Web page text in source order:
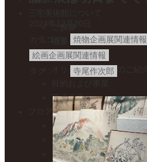
概要・ご利用案内
収蔵品
オリジナルグッズのご紹介
電子公告
フロアガイド
1F – 焼き物展示室
2F – 絵画展示室
カフェ トワ・メゾン
焼物企画展関連情報
絵画企画展関連情報
寺尾作次郎